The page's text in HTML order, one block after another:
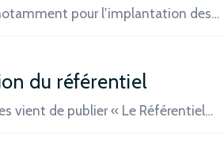
pour l'implantation des…
du référentiel
vient de publier « Le Référentiel…